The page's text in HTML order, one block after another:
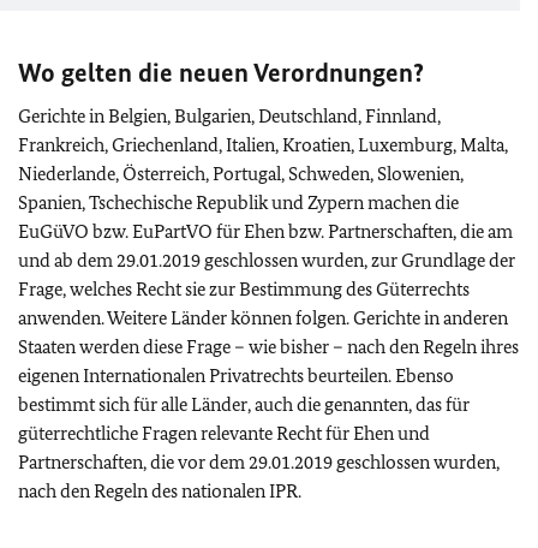
Wo gelten die neuen Verordnungen?
Gerichte in Belgien, Bulgarien, Deutschland, Finnland,
Frankreich, Griechenland, Italien, Kroatien, Luxemburg, Malta,
Niederlande, Österreich, Portugal, Schweden, Slowenien,
Spanien, Tschechische Republik und Zypern machen die
EuGüVO bzw. EuPartVO für Ehen bzw. Partnerschaften, die am
und ab dem 29.01.2019 geschlossen wurden, zur Grundlage der
Frage, welches Recht sie zur Bestimmung des Güterrechts
anwenden. Weitere Länder können folgen. Gerichte in anderen
Staaten werden diese Frage – wie bisher – nach den Regeln ihres
eigenen Internationalen Privatrechts beurteilen. Ebenso
bestimmt sich für alle Länder, auch die genannten, das für
güterrechtliche Fragen relevante Recht für Ehen und
Partnerschaften, die vor dem 29.01.2019 geschlossen wurden,
nach den Regeln des nationalen IPR.